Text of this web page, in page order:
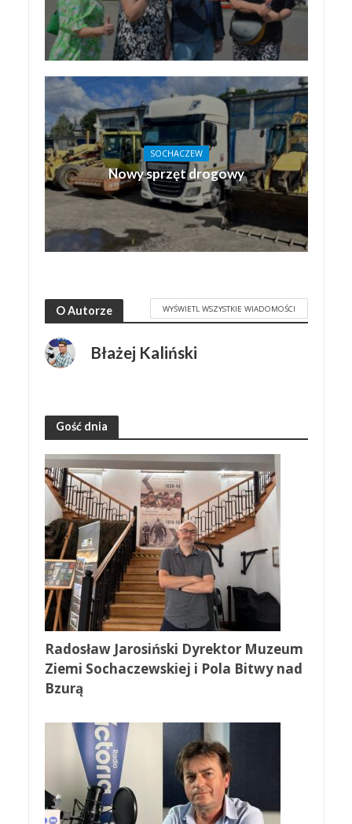
SOCHACZEW
Nowy sprzęt drogowy
O Autorze WYŚWIETL WSZYSTKIE WIADOMOŚCI
Błażej Kaliński
Gość dnia
Radosław Jarosiński Dyrektor Muzeum
Ziemi Sochaczewskiej i Pola Bitwy nad
Bzurą